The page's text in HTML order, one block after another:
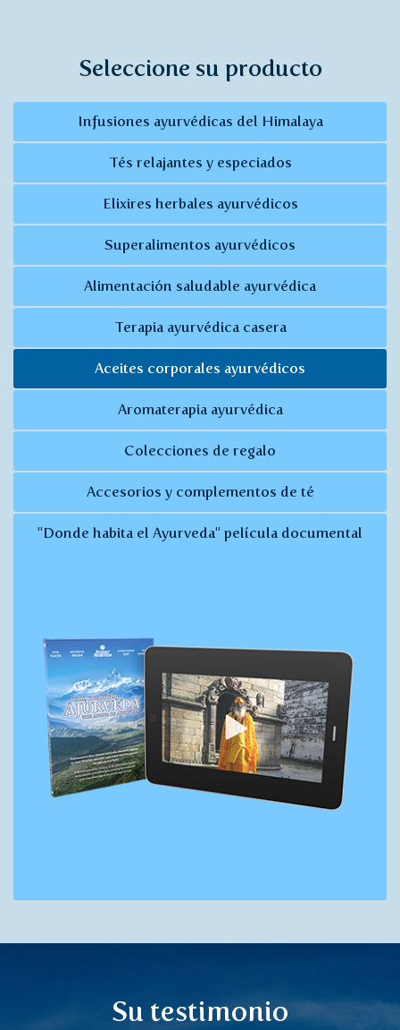
Seleccione su producto
Infusiones ayurvédicas del Himalaya
Tés relajantes y especiados
Elixires herbales ayurvédicos
Superalimentos ayurvédicos
Alimentación saludable ayurvédica
Terapia ayurvédica casera
Aceites corporales ayurvédicos
Aromaterapia ayurvédica
Colecciones de regalo
Accesorios y complementos de té
"Donde habita el Ayurveda" película documental
Su testimonio